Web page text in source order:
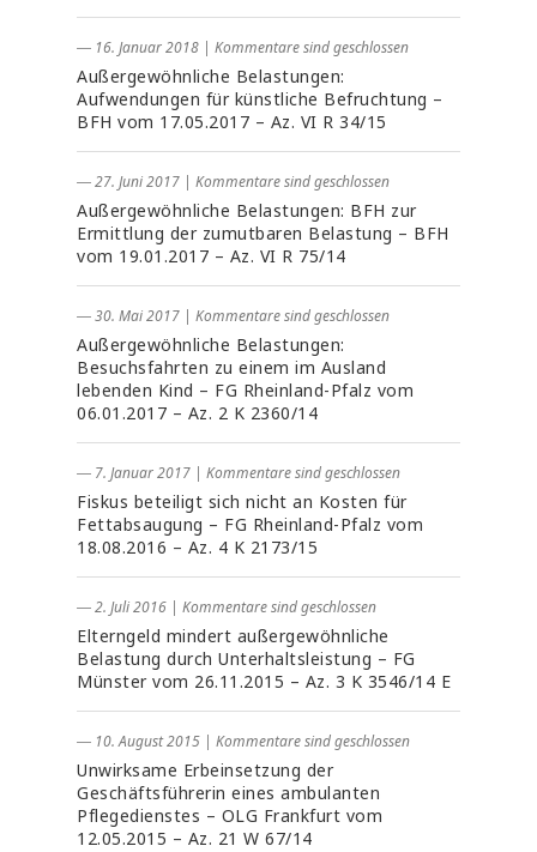
― 16. Januar 2018 | Kommentare sind geschlossen
Außergewöhnliche Belastungen:
Aufwendungen für künstliche Befruchtung –
BFH vom 17.05.2017 – Az. VI R 34/15
― 27. Juni 2017 | Kommentare sind geschlossen
Außergewöhnliche Belastungen: BFH zur
Ermittlung der zumutbaren Belastung – BFH
vom 19.01.2017 – Az. VI R 75/14
― 30. Mai 2017 | Kommentare sind geschlossen
Außergewöhnliche Belastungen:
Besuchsfahrten zu einem im Ausland
lebenden Kind – FG Rheinland-Pfalz vom
06.01.2017 – Az. 2 K 2360/14
― 7. Januar 2017 | Kommentare sind geschlossen
Fiskus beteiligt sich nicht an Kosten für
Fettabsaugung – FG Rheinland-Pfalz vom
18.08.2016 – Az. 4 K 2173/15
― 2. Juli 2016 | Kommentare sind geschlossen
Elterngeld mindert außergewöhnliche
Belastung durch Unterhaltsleistung – FG
Münster vom 26.11.2015 – Az. 3 K 3546/14 E
― 10. August 2015 | Kommentare sind geschlossen
Unwirksame Erbeinsetzung der
Geschäftsführerin eines ambulanten
Pflegedienstes – OLG Frankfurt vom
12.05.2015 – Az. 21 W 67/14